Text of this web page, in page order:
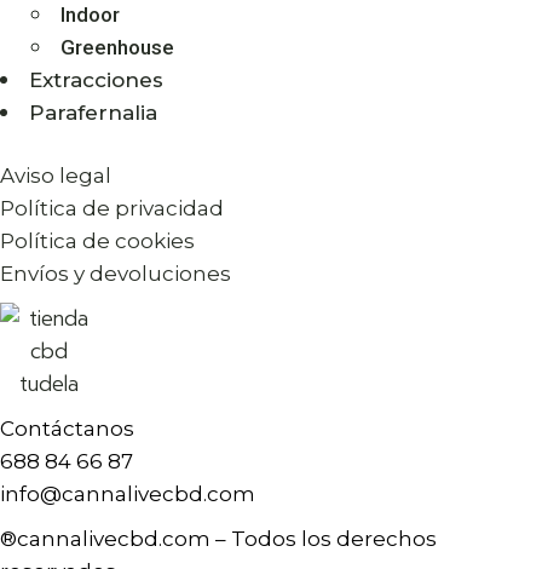
Indoor
Greenhouse
Extracciones
Parafernalia
Aviso legal
Política de privacidad
Política de cookies
Envíos y devoluciones
Contáctanos
688 84 66 87
info@cannalivecbd.com
®cannalivecbd.com – Todos los derechos